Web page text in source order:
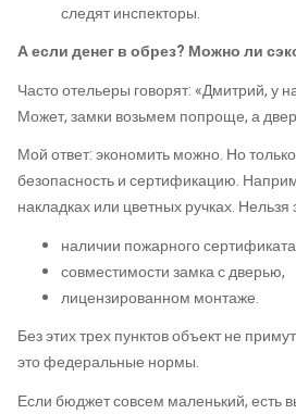
следят инспекторы.
А если денег в обрез? Можно ли
Часто отельеры говорят: «Дмитрий, у
Может, замки возьмем попроще, а
Мой ответ: экономить можно. Но
безопасность и сертификацию.
накладках или цветных ручках. Нельзя
наличии пожарного
совместимости замка с дверью,
лицензированном монтаже.
Без этих трех пунктов объект не
это федеральные нормы.
Если бюджет совсем маленький, есть